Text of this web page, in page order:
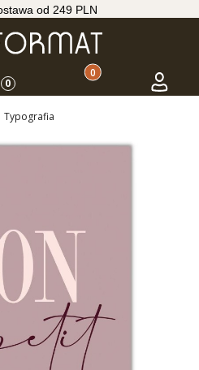
od 249 PLN
0 Produkty w koszyku:
Koszyk Zaloguj
Typografia